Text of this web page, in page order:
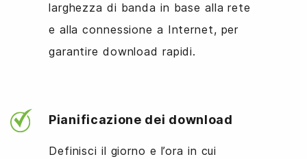
larghezza di banda in base alla rete
e alla connessione a Internet, per
garantire download rapidi.
Pianificazione dei download
Definisci il giorno e l’ora in cui